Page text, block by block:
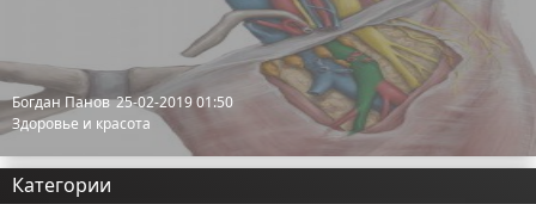
Богдан Панов 25-02-2019 01:50
Здоровье и красота
Категории